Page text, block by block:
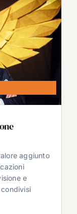
aggiunto
e